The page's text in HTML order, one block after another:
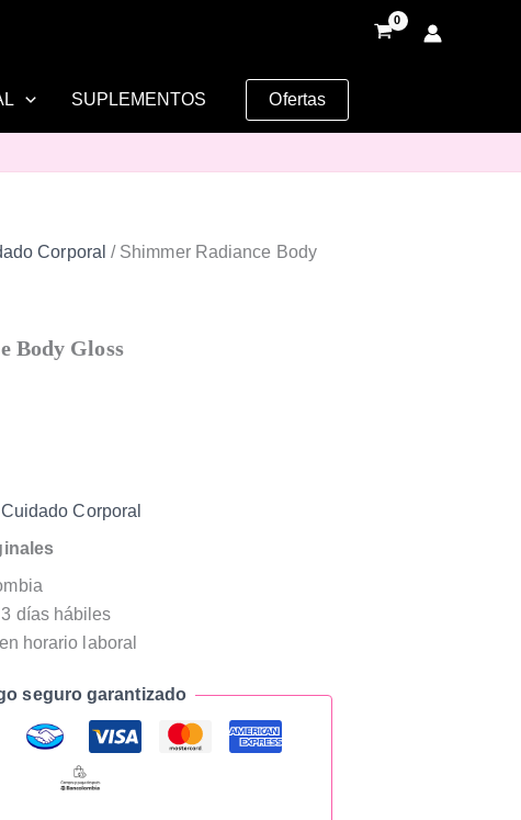
SUPLEMENTOS Ofertas
Corporal / Shimmer Radiance Body
Body Gloss
Cuidado Corporal
días hábiles
horario laboral
seguro garantizado